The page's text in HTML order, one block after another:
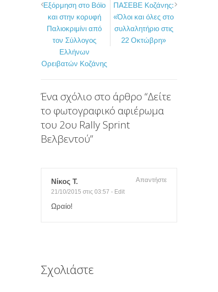
c
e
b
o
o
i
t
t
e
r
ι
ρ
α
τ
ί
τ
ε
Εξόρμηση στο Βόϊο
και στην κορυφή
Παλιοκριμίνι από
τον Σύλλογος
Ελλήνων
Ορειβατών Κοζάνης
ΠΑΣΕΒΕ Κοζάνης:
«Όλοι και όλες στο
συλλαλητήριο στις
22 Οκτώβρη»
Ένα σχόλιο στο άρθρο “Δείτε
το φωτογραφικό αφιέρωμα
του 2ου Rally Sprint
Βελβεντού”
Νίκος Τ.
21/10/2015 στις 03:57 - Edit
Απαντήστε
Ωραίο!
Σχολιάστε